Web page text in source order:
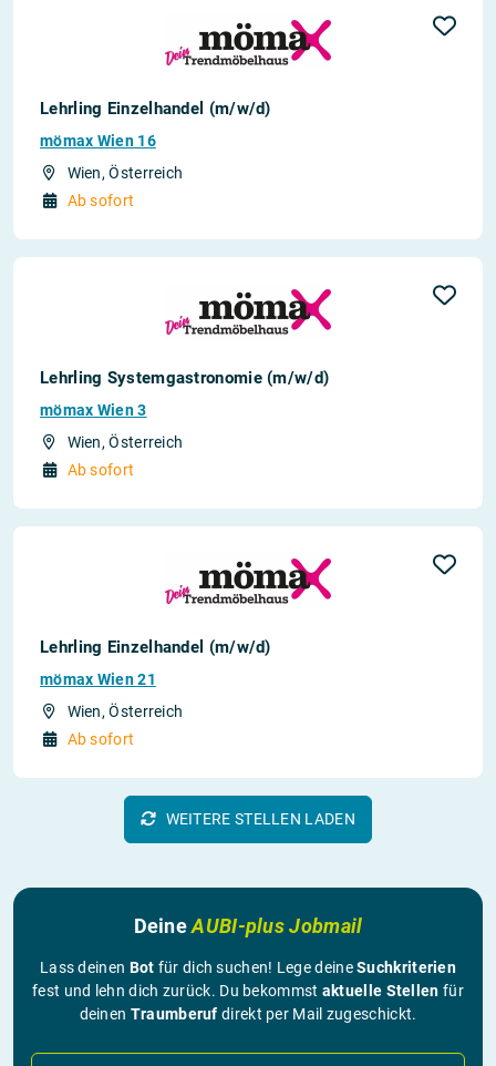
Lehrling Einzelhandel (m/w/d)
mömax Wien 16
Wien, Österreich
Ab sofort
Lehrling Systemgastronomie (m/w/d)
mömax Wien 3
Wien, Österreich
Ab sofort
Lehrling Einzelhandel (m/w/d)
mömax Wien 21
Wien, Österreich
Ab sofort
WEITERE STELLEN LADEN
DeineAUBI-plus Jobmail
Lass deinen Bot für dich suchen! Lege deineSuchkriterien
fest und lehn dich zurück. Du bekommst aktuelle Stellen für
deinen Traumberuf direkt per Mail zugeschickt.